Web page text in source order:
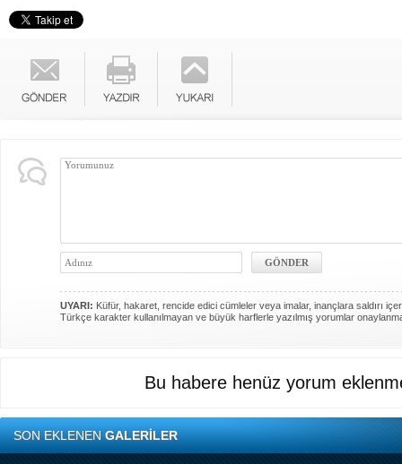
UYARI: Küfür, hakaret, rencide edici cümleler veya imalar, inançlara saldırı
Türkçe karakter kullanılmayan ve büyük harflerle yazılmış yorumlar
Bu habere henüz yorum
SON EKLENENGALERİLER